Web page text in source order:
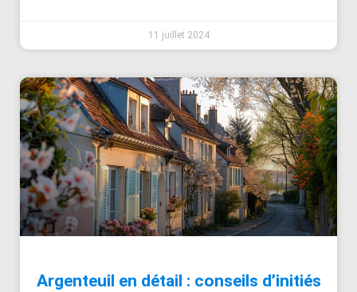
11 juillet 2024
Argenteuil en détail : conseils d’initiés